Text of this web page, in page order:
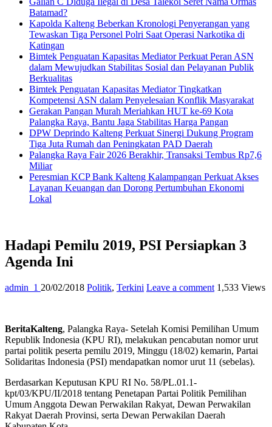
Batamad?
Kapolda Kalteng Beberkan Kronologi Penyerangan yang
Tewaskan Tiga Personel Polri Saat Operasi Narkotika di
Katingan
Bimtek Penguatan Kapasitas Mediator Perkuat Peran ASN
dalam Mewujudkan Stabilitas Sosial dan Pelayanan Publik
Berkualitas
Bimtek Penguatan Kapasitas Mediator Tingkatkan
Kompetensi ASN dalam Penyelesaian Konflik Masyarakat
Gerakan Pangan Murah Meriahkan HUT ke-69 Kota
Palangka Raya, Bantu Jaga Stabilitas Harga Pangan
DPW Deprindo Kalteng Perkuat Sinergi Dukung Program
Tiga Juta Rumah dan Peningkatan PAD Daerah
Palangka Raya Fair 2026 Berakhir, Transaksi Tembus Rp7,6
Miliar
Peresmian KCP Bank Kalteng Kalampangan Perkuat Akses
Layanan Keuangan dan Dorong Pertumbuhan Ekonomi
Lokal
Hadapi Pemilu 2019, PSI Persiapkan 3
Agenda Ini
admin_1 20/02/2018 Politik, Terkini Leave a comment 1,533 Views
BeritaKalteng, Palangka Raya- Setelah Komisi Pemilihan Umum
Republik Indonesia (KPU RI), melakukan pencabutan nomor urut
partai politik peserta pemilu 2019, Minggu (18/02) kemarin, Partai
Solidaritas Indonesia (PSI) mendapatkan nomor urut 11 (sebelas).
Berdasarkan Keputusan KPU RI No. 58/PL.01.1-
kpt/03/KPU/II/2018 tentang Penetapan Partai Politik Pemilihan
Umum Anggota Dewan Perwakilan Rakyat, Dewan Perwakilan
Rakyat Daerah Provinsi, serta Dewan Perwakilan Daerah